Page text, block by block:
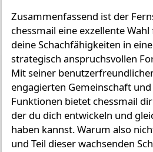
Zusammenfassend ist der
chessmail eine exzellente
deine Schachfähigkeiten in
strategisch anspruchsvollen
Mit seiner
engagierten Gemeinschaft
Funktionen bietet chessmail
der du dich entwickeln und
haben kannst. Warum also
und Teil dieser wachsenden